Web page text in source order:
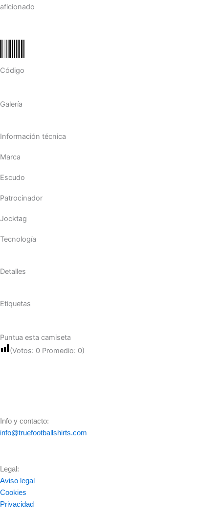
aficionado
Código
Galería
Información técnica
Marca
Escudo
Patrocinador
Jocktag
Tecnología
Detalles
Etiquetas
Puntua esta camiseta
(Votos: 0 Promedio: 0)
Info y contacto:
info@truefootballshirts.com
Legal:
Aviso legal
Cookies
Privacidad